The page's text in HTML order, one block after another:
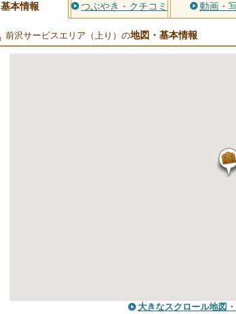
基本情報 つぶやき・クチコミ 動画・
前沢サービスエリア（上り）の地図・基本情報
大きなスクロール地図